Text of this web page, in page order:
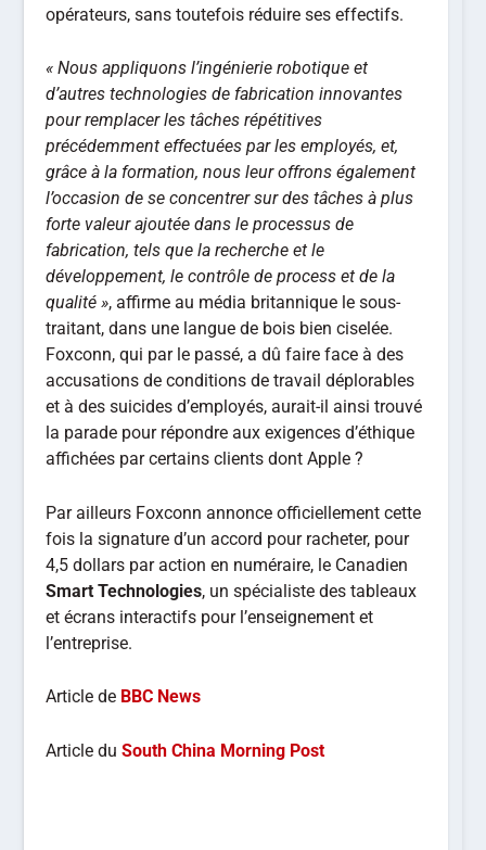
opérateurs, sans toutefois réduire ses effectifs.
« Nous appliquons l’ingénierie robotique et
d’autres technologies de fabrication innovantes
pour remplacer les tâches répétitives
précédemment effectuées par les employés, et,
grâce à la formation, nous leur offrons également
l’occasion de se concentrer sur des tâches à plus
forte valeur ajoutée dans le processus de
fabrication, tels que la recherche et le
développement, le contrôle de process et de la
qualité », affirme au média britannique le sous-
traitant, dans une langue de bois bien ciselée.
Foxconn, qui par le passé, a dû faire face à des
accusations de conditions de travail déplorables
et à des suicides d’employés, aurait-il ainsi trouvé
la parade pour répondre aux exigences d’éthique
affichées par certains clients dont Apple ?
Par ailleurs Foxconn annonce officiellement cette
fois la signature d’un accord pour racheter, pour
4,5 dollars par action en numéraire, le Canadien
Smart Technologies, un spécialiste des tableaux
et écrans interactifs pour l’enseignement et
l’entreprise.
Article de BBC News
Article duSouth China Morning Post